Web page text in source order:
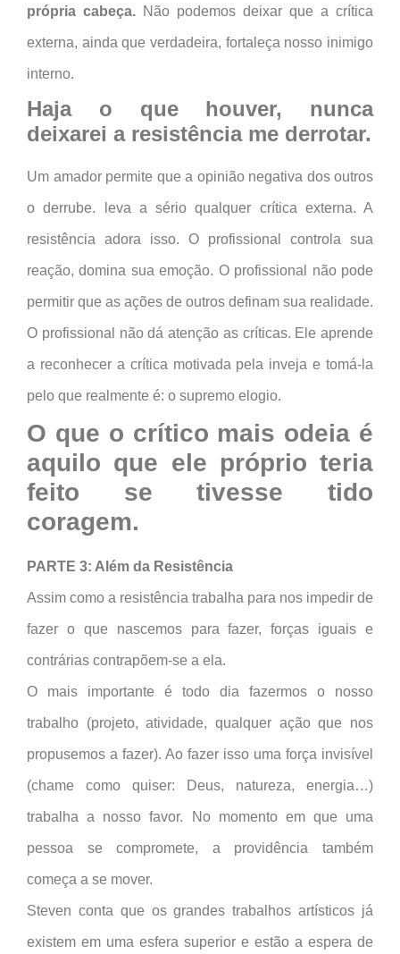
própria cabeça. Não podemos deixar que a crítica
externa, ainda que verdadeira, fortaleça nosso inimigo
interno.
Haja o que houver, nunca
deixarei a resistência me derrotar.
Um amador permite que a opinião negativa dos outros
o derrube. leva a sério qualquer crítica externa. A
resistência adora isso. O profissional controla sua
reação, domina sua emoção. O profissional não pode
permitir que as ações de outros definam sua realidade.
O profissional não dá atenção as críticas. Ele aprende
a reconhecer a crítica motivada pela inveja e tomá-la
pelo que realmente é: o supremo elogio.
O que o crítico mais odeia é
aquilo que ele próprio teria
feito se tivesse tido
coragem.
PARTE 3: Além da Resistência
Assim como a resistência trabalha para nos impedir de
fazer o que nascemos para fazer, forças iguais e
contrárias contrapõem-se a ela.
O mais importante é todo dia fazermos o nosso
trabalho (projeto, atividade, qualquer ação que nos
propusemos a fazer). Ao fazer isso uma força invisível
(chame como quiser: Deus, natureza, energia…)
trabalha a nosso favor. No momento em que uma
pessoa se compromete, a providência também
começa a se mover.
Steven conta que os grandes trabalhos artísticos já
existem em uma esfera superior e estão a espera de